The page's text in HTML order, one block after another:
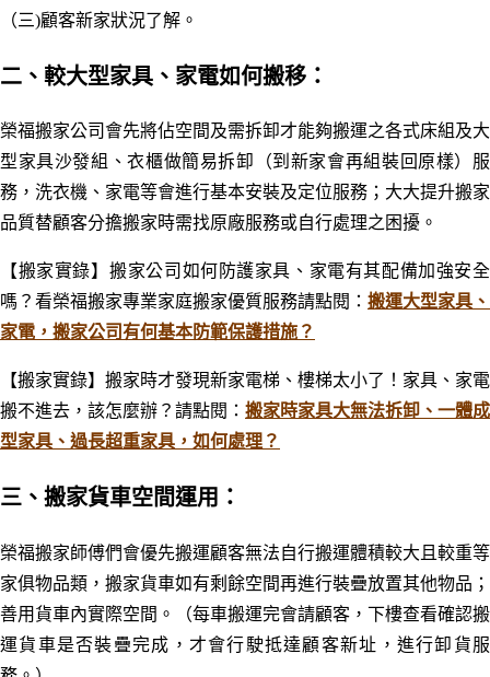
（三)顧客新家狀況了解。
二、較大型家具、家電如何搬移 ：
榮福搬家公司會先將佔空間及需拆卸才能夠搬運之各式床組及大
型家具沙發組 、衣櫃做簡易拆卸（到新家會再組裝回原樣）服
務，洗衣機 、 家電等會進行基本安裝及定位服務；大大提升搬家
品質替顧客分擔搬家時需找原廠服務或自行處理之困擾。
【搬家實錄】 搬家公司如何防護家具、家電有其配備加強安全
嗎？看榮福搬家專業家庭搬家優質服務請點閱： 搬運大型家具、
家電，搬家公司有何基本防範保護措施？
【搬家實錄】搬家時才發現新家電梯、樓梯太小了！家具、家電
搬不進去，該怎麼辦？ 請點閱： 搬家時家具大無法拆卸、一體成
型家具、過長超重家具，如何處理？
三、搬家貨車空間運用：
榮福搬家師傅們會優先搬運顧客無法自行搬運體積較大且較重等
家俱物品類，搬家貨車如有剩餘空間再進行裝疊放置其他物品；
善用貨車內實際空間。（每車搬運完會請顧客，下樓查看確認搬
運貨車是否裝疊完成，才會行駛抵達顧客新址，進行卸貨服